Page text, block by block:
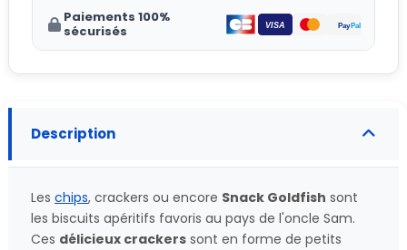
Paiements 100%
sécurisés
Description
Les chips, crackers ou encore Snack Goldfish sont
les biscuits apéritifs favoris au pays de l'oncle Sam.
Ces délicieux crackers sont en forme de petits